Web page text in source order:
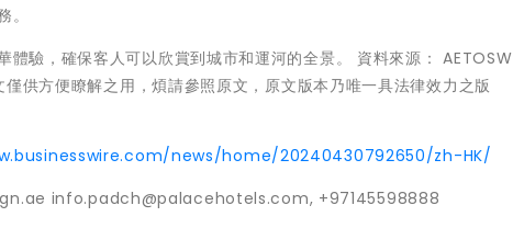
驗，確保客人可以欣賞到城市和運河的全景。 資料來源： AETOSW
供方便瞭解之用，煩請參照原文，原文版本乃唯一具法律效力之版
news/home/20240430792650/zh-HK/
info.padch@palacehotels.com, +97145598888